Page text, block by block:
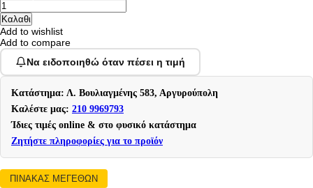
Add to wishlist
Add to compare
Να ειδοποιηθώ όταν πέσει η τιμή
Κατάστημα: Λ. Βουλιαγμένης 583, Αργυρούπολη
Καλέστε μας: 210 9969793
Ίδιες τιμές online & στο φυσικό κατάστημα
Ζητήστε πληροφορίες για το προϊόν
ΠΙΝΑΚΑΣ ΜΕΓΕΘΩΝ